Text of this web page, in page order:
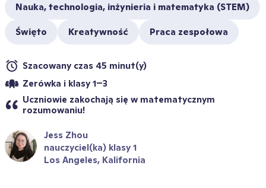
Nauka, technologia, inżynieria i matematyka (STEM)
Święto Kreatywność Praca zespołowa
Szacowany czas 45 minut(y)
Zerówka i klasy 1–3
Uczniowie zakochają się w matematycznym
rozumowaniu!
Jess Zhou
nauczyciel(ka) klasy 1
Los Angeles, Kalifornia